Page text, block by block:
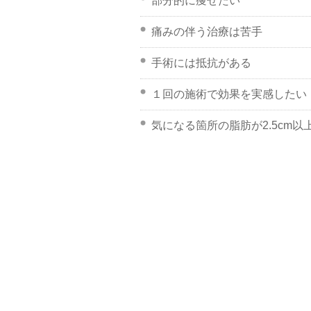
痛みの伴う治療は苦手
手術には抵抗がある
１回の施術で効果を実感したい
気になる箇所の脂肪が2.5cm以